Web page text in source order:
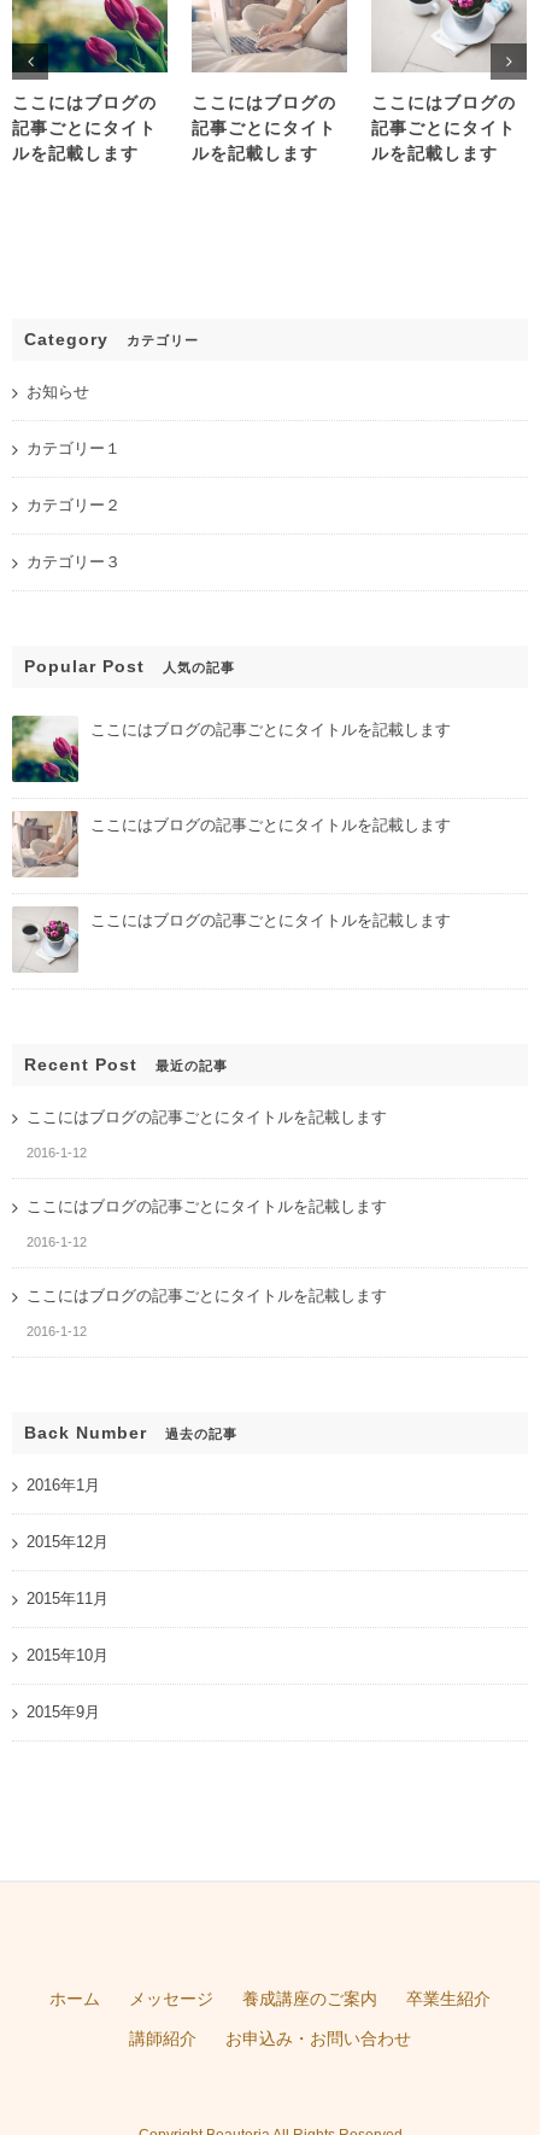
ここにはブログの
記事ごとにタイト
ルを記載します
ここにはブログの
記事ごとにタイト
ルを記載します
ここにはブログの
記事ごとにタイト
ルを記載します
Category カテゴリー
お知らせ
カテゴリー１
カテゴリー２
カテゴリー３
Popular Post 人気の記事
ここにはブログの記事ごとにタイトルを記載します
ここにはブログの記事ごとにタイトルを記載します
ここにはブログの記事ごとにタイトルを記載します
Recent Post 最近の記事
ここにはブログの記事ごとにタイトルを記載します
2016-1-12
ここにはブログの記事ごとにタイトルを記載します
2016-1-12
ここにはブログの記事ごとにタイトルを記載します
2016-1-12
Back Number 過去の記事
2016年1月
2015年12月
2015年11月
2015年10月
2015年9月
ホーム メッセージ 養成講座のご案内 卒業生紹介
講師紹介 お申込み・お問い合わせ